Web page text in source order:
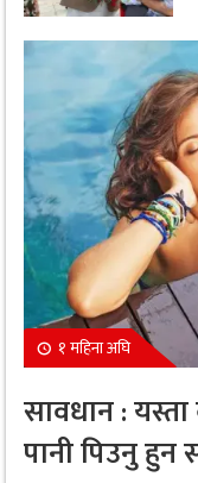
१ महिना अघि
सावधान :
पानी पिउनु